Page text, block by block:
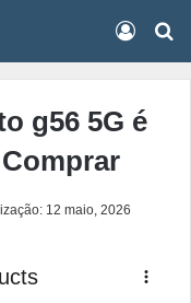
g56 5G é
12 maio, 2026